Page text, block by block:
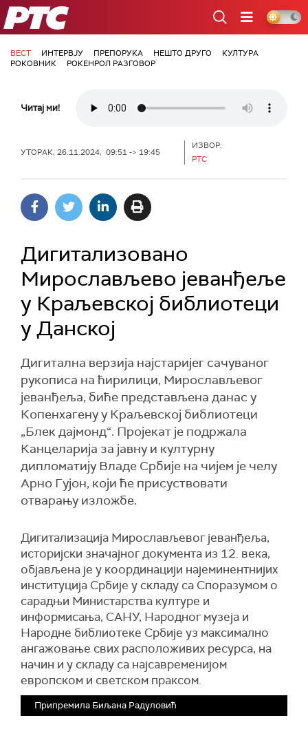
РТС
ВЕСТ ИНТЕРВЈУ ПРЕПОРУКА НЕШТО ДРУГО
КУЛТУРА
РОКОВНИК
РОКЕНРОЛ РАЗГОВОР
Читај ми!
УТОРАК, 26.11.2024, 09:51 -> 19:45
ИЗВОР:
РТС
Дигитализовано
Мирослављево јеванђеље
у Краљевској библиотеци
у Данској
Дигитална верзија најстаријег сачуваног
рукописа на ћирилици, Мирослављевог
јеванђеља, биће представљена данас у
Копенхагену у Краљевској библиотеци
„Блек дајмонд“. Пројекат је подржала
Канцеларија за јавну и културну
дипломатију Владе Србије на чијем је челу
Арно Гујон, који ће присуствовати
отварању изложбе.
Дигитализација Мирослављевог јеванђеља,
историјски значајног документа из 12. века,
објављена је у координацији најеминентнијих
институција Србије у складу са Споразумом о
сарадњи Министарства културе и
информисања, САНУ, Народног музеја и
Народне библиотеке Србије уз максимално
ангажовање свих расположивих ресурса, на
начин и у складу са најсавременијом
европском и светском праксом.
Припремила Биљана Радуловић